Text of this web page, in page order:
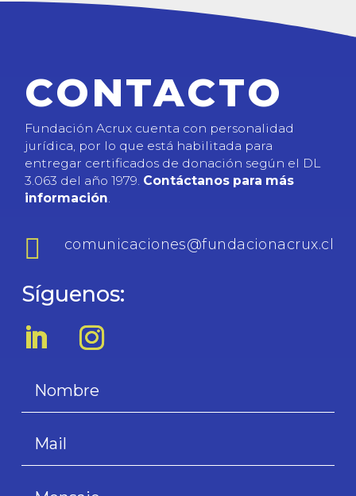
CONTACTO
Fundación Acrux cuenta con personalidad
jurídica, por lo que está habilitada para
entregar certificados de donación según el DL
3.063 del año 1979. Contáctanos para más
información.
 comunicaciones@fundacionacrux.cl
Síguenos: